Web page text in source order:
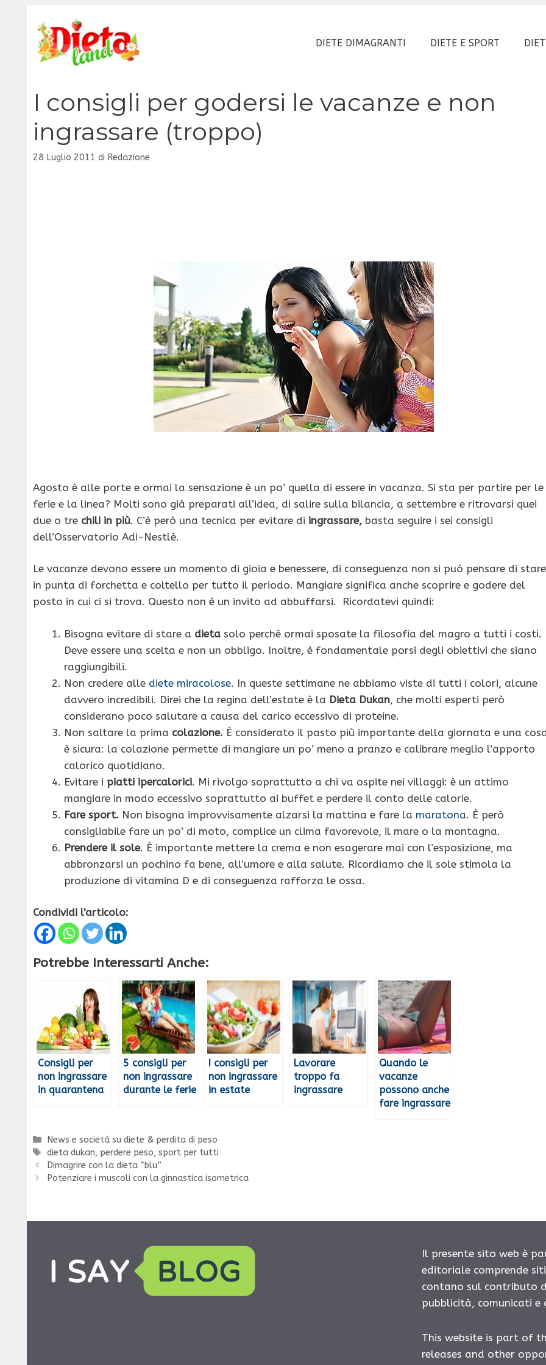
contenuto
DIETE DIMAGRANTI DIETE E SPORT
I consigli per godersi le vacanze e non
ingrassare (troppo)
28 Luglio 2011 di Redazione
Agosto è alle porte e ormai la sensazione è un po’ quella di essere in vacanza. Si sta per partire per le
ferie e la linea? Molti sono già preparati all’idea, di salire sulla bilancia, a settembre e ritrovarsi quei
due o tre chili in più. C’è però una tecnica per evitare di ingrassare, basta seguire i sei consigli
dell’Osservatorio Adi-Nestlè.
Le vacanze devono essere un momento di gioia e benessere, di conseguenza non si può pensare di stare
in punta di forchetta e coltello per tutto il periodo. Mangiare significa anche scoprire e godere del
posto in cui ci si trova. Questo non è un invito ad abbuffarsi. Ricordatevi quindi:
Bisogna evitare di stare a dieta solo perché ormai sposate la filosofia del magro a tutti i costi.
Deve essere una scelta e non un obbligo. Inoltre, è fondamentale porsi degli obiettivi che siano
raggiungibili.
Non credere alle diete miracolose. In queste settimane ne abbiamo viste di tutti i colori, alcune
davvero incredibili. Direi che la regina dell’estate è la Dieta Dukan, che molti esperti però
considerano poco salutare a causa del carico eccessivo di proteine.
Non saltare la prima colazione. È considerato il pasto più importante della giornata e una
è sicura: la colazione permette di mangiare un po’ meno a pranzo e calibrare meglio l’apporto
calorico quotidiano.
Evitare i piatti ipercalorici. Mi rivolgo soprattutto a chi va ospite nei villaggi: è un attimo
mangiare in modo eccessivo soprattutto ai buffet e perdere il conto delle calorie.
Fare sport. Non bisogna improvvisamente alzarsi la mattina e fare la maratona. È però
consigliabile fare un po’ di moto, complice un clima favorevole, il mare o la montagna.
Prendere il sole. È importante mettere la crema e non esagerare mai con l’esposizione, ma
abbronzarsi un pochino fa bene, all’umore e alla salute. Ricordiamo che il sole stimola la
produzione di vitamina D e di conseguenza rafforza le ossa.
Condividi l'articolo:
Potrebbe Interessarti Anche:
Consigli per
non ingrassare
in quarantena
5 consigli per
non ingrassare
durante le ferie
I consigli per
non ingrassare
in estate
Lavorare
troppo fa
ingrassare
Quando le
vacanze
possono anche
fare ingrassare
Categorie
News e società su diete & perdita di peso
Tag
dieta dukan, perdere peso,sport per tutti
Dimagrire con la dieta “blu”
Potenziare i muscoli con la ginnastica isometrica
Il presente sito web è
editoriale comprende
contano sul contributo
pubblicità, comunicati
This website is part of
releases and other